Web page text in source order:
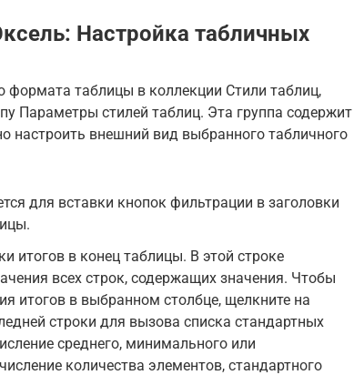
Настройка табличных
таблицы в коллекции Стили таблиц,
Параметры стилей таблиц. Эта группа содержит
настроить внешний вид выбранного табличного
для вставки кнопок фильтрации в заголовки
итогов в конец таблицы. В этой строке
всех строк, содержащих значения. Чтобы
итогов в выбранном столбце, щелкните на
строки для вызова списка стандартных
среднего, минимального или
количества элементов, стандартного